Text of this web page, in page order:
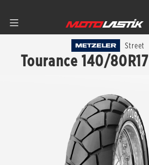
Street
Tourance 140/